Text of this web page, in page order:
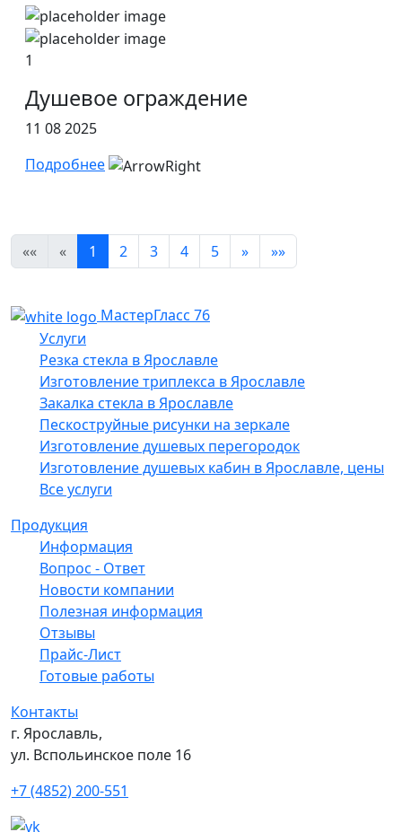
1
Душевое ограждение
11 08 2025
Подробнее
«« « 1 2 3 4 5 » »»
МастерГласс 76
Услуги
Резка стекла в Ярославле
Изготовление триплекса в Ярославле
Закалка стекла в Ярославле
Пескоструйные рисунки на зеркале
Изготовление душевых перегородок
Изготовление душевых кабин в Ярославле, цены
Все услуги
Продукция
Информация
Вопрос - Ответ
Новости компании
Полезная информация
Отзывы
Прайс-Лист
Готовые работы
Контакты
г. Ярославль,
ул. Вспольинское поле 16
+7 (4852) 200-551